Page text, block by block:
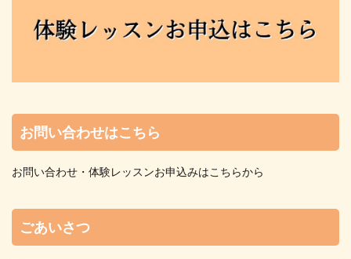
お問い合わせはこちら
お問い合わせ・体験レッスンお申込みはこちらから
ごあいさつ